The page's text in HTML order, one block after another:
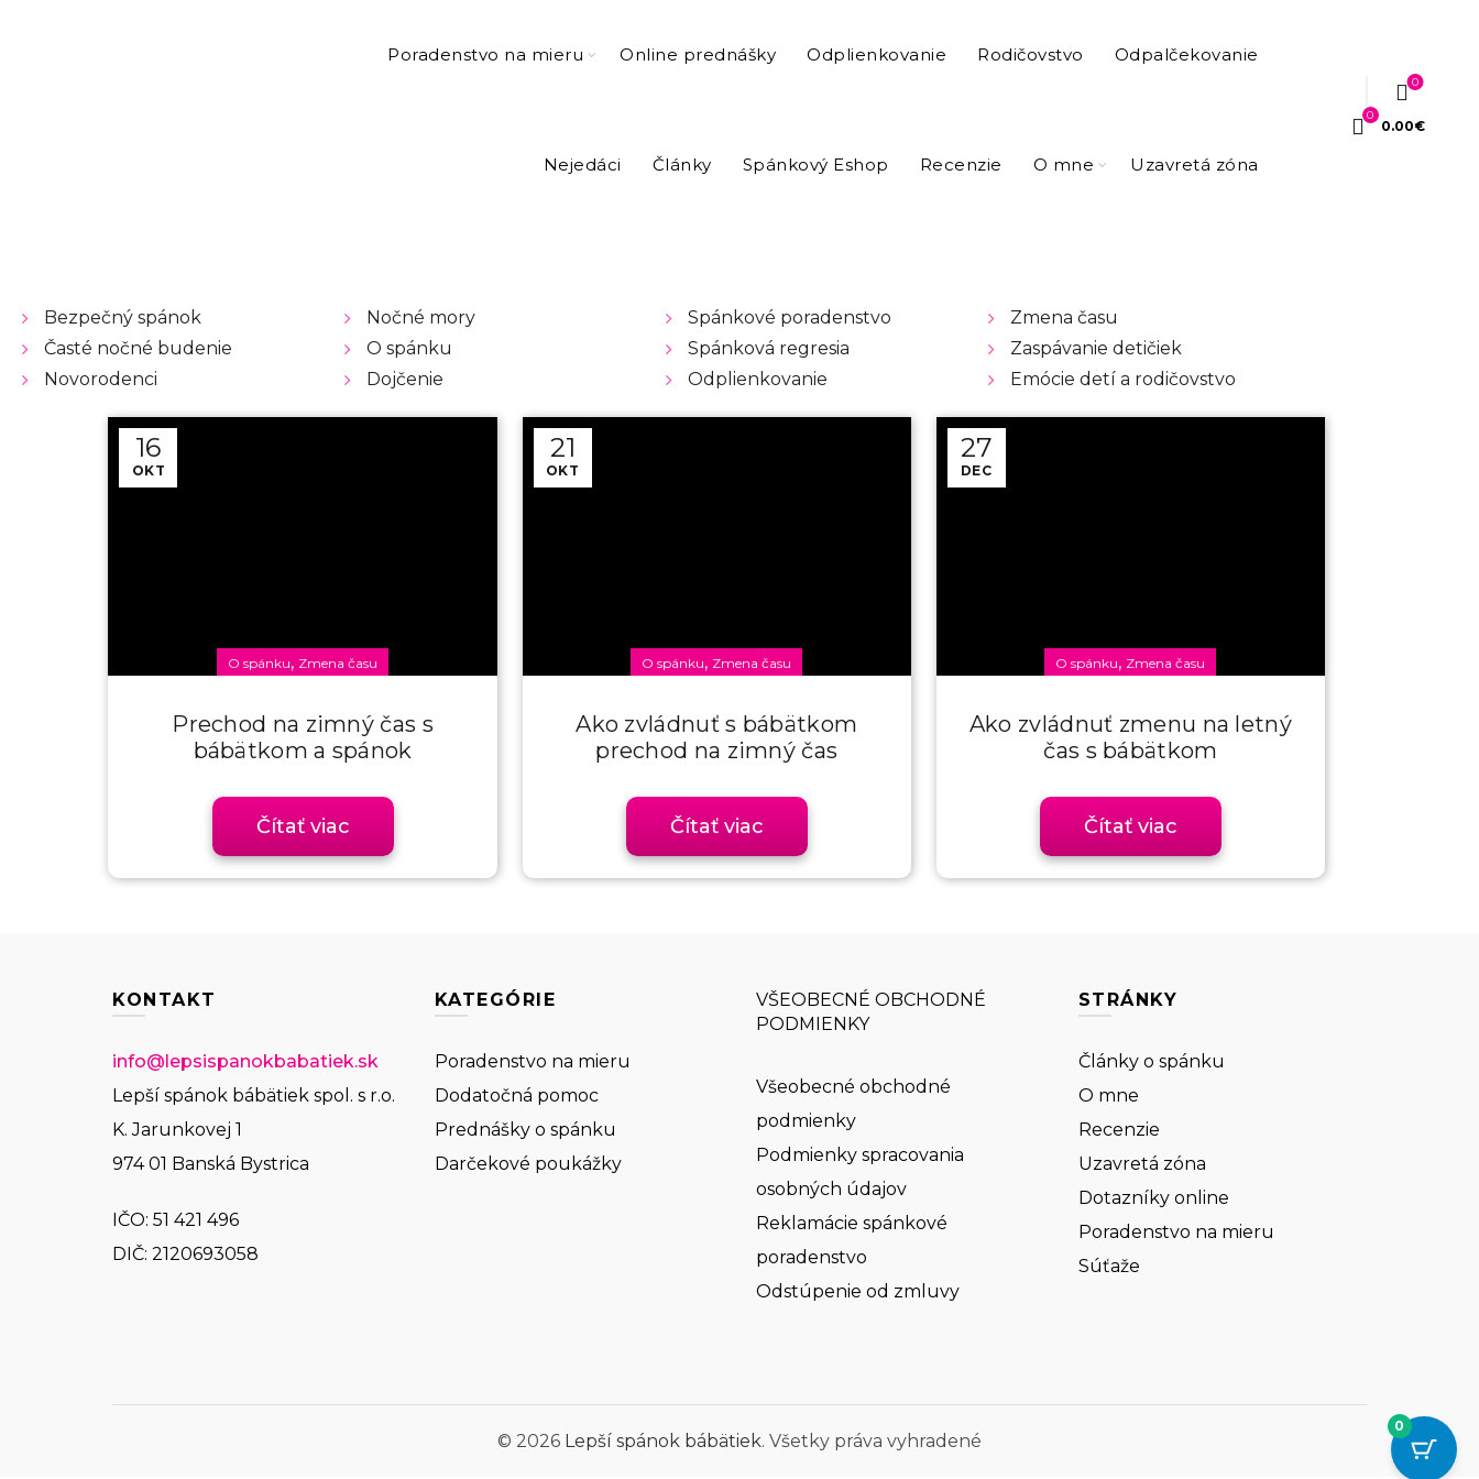
Poradenstvo na mieru Online prednášky Odplienkovanie Rodičovstvo Odpalčekovanie
Nejedáci Články Spánkový Eshop Recenzie O mne Uzavretá zóna
0
0
0.00€
Bezpečný spánok
Časté nočné budenie
Novorodenci
Nočné mory
O spánku
Dojčenie
Spánkové poradenstvo
Spánková regresia
Odplienkovanie
Zmena času
Zaspávanie detičiek
Emócie detí a rodičovstvo
16
OKT
O spánku, Zmena času
Prechod na zimný čas s
bábätkom a spánok
Čítať viac
21
OKT
O spánku, Zmena času
Ako zvládnuť s bábätkom
prechod na zimný čas
Čítať viac
27
DEC
O spánku, Zmena času
Ako zvládnuť zmenu na letný
čas s bábätkom
Čítať viac
KONTAKT
info@lepsispanokbabatiek.sk
Lepší spánok bábätiek spol. s r.o.
K. Jarunkovej 1
974 01 Banská Bystrica
IČO: 51 421 496
DIČ: 2120693058
KATEGÓRIE
Poradenstvo na mieru
Dodatočná pomoc
Prednášky o spánku
Darčekové poukážky
VŠEOBECNÉ OBCHODNÉ
PODMIENKY
Všeobecné obchodné
podmienky
Podmienky spracovania
osobných údajov
Reklamácie spánkové
poradenstvo
Odstúpenie od zmluvy
STRÁNKY
Články o spánku
O mne
Recenzie
Uzavretá zóna
Dotazníky online
Poradenstvo na mieru
Súťaže
© 2026 Lepší spánok bábätiek. Všetky práva vyhradené
0